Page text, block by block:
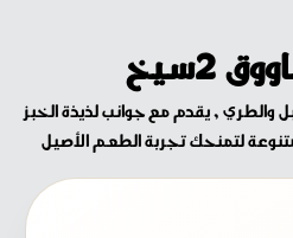
, يقدم مع جوانب لذيذة الخبز
لتمنحك تجربة الطعم الأصيل